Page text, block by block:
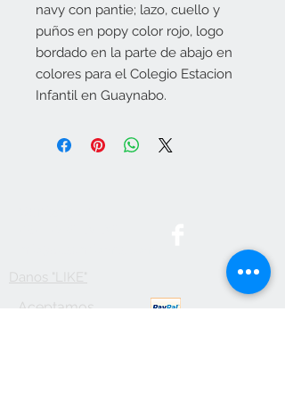
navy con pantie; lazo, cuello y
puños en popy color rojo, logo
bordado en la parte de abajo en
colores para el Colegio Estacion
Infantil en Guaynabo.
Danos "LIKE"
Aceptamos